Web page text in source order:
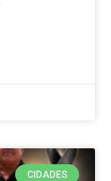
CIDADES